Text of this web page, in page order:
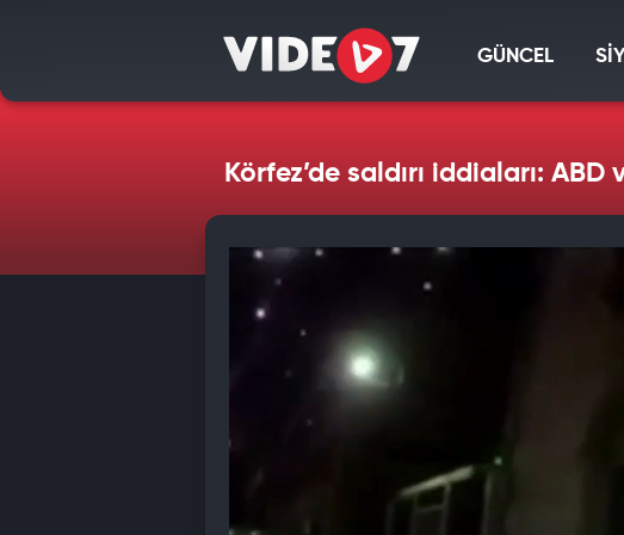
GÜNCEL
Körfez’de saldırı iddiaları: